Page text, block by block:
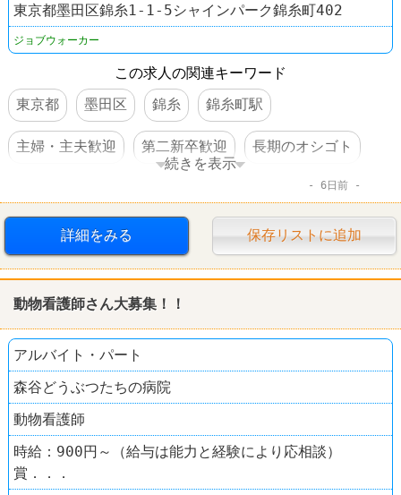
東京都墨田区錦糸1-1-5シャインパーク錦糸町402
ジョブウォーカー
この求人の関連キーワード
東京都
墨田区 錦糸 錦糸町駅
主婦・主夫歓迎 第二新卒歓迎 長期のオシゴト
経験者優遇 高収入 交通費支給 社保完備
制服あり 駅チカ 禁煙・分煙 髪型自由
服装自由 人と接するオシゴト
資格を活かすオシゴト
女性活躍
続きを表示
6日前
詳細をみる 保存リストに追加
動物看護師さん大募集！！
アルバイト・パート
森谷どうぶつたちの病院
動物看護師
時給：900円～（給与は能力と経験により応相談）
賞．．．